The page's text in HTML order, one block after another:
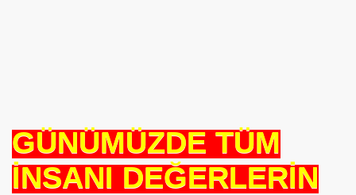
GÜNÜMÜZDE TÜM
İNSANI DEĞERLERİN
AS-DER.